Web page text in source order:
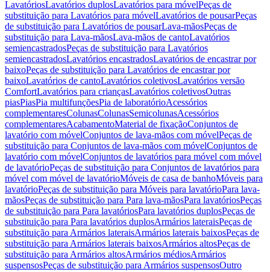
LavatóriosLavatórios duplosLavatórios para móvelPeças de
substituição para Lavatórios para móvelLavatórios de pousarPeças
de substituição para Lavatórios de pousarLava-mãosPeças de
substituição para Lava-mãosLava-mãos de cantoLavatórios
semiencastradosPeças de substituição para Lavatórios
semiencastradosLavatórios encastradosLavatórios de encastrar por
baixoPeças de substituição para Lavatórios de encastrar por
baixoLavatórios de cantoLavatórios coletivosLavatórios versão
ComfortLavatórios para criançasLavatórios coletivosOutras
piasPiasPia multifunçõesPia de laboratórioAcessórios
complementaresColunasColunasSemicolunasAcessórios
complementaresAcabamentoMaterial de fixaçãoConjuntos de
lavatório com móvelConjuntos de lava-mãos com móvelPeças de
substituição para Conjuntos de lava-mãos com móvelConjuntos de
lavatório com móvelConjuntos de lavatórios para móvel com móvel
de lavatórioPeças de substituição para Conjuntos de lavatórios para
móvel com móvel de lavatórioMóveis de casa de banhoMóveis para
lavatórioPeças de substituição para Móveis para lavatórioPara lava-
mãosPeças de substituição para Para lava-mãosPara lavatóriosPeças
de substituição para Para lavatóriosPara lavatórios duplosPeças de
substituição para Para lavatórios duplosArmários lateraisPeças de
substituição para Armários lateraisArmários laterais baixosPeças de
substituição para Armários laterais baixosArmários altosPeças de
substituição para Armários altosArmários médiosArmários
suspensosPeças de substituição para Armários suspensosOutro